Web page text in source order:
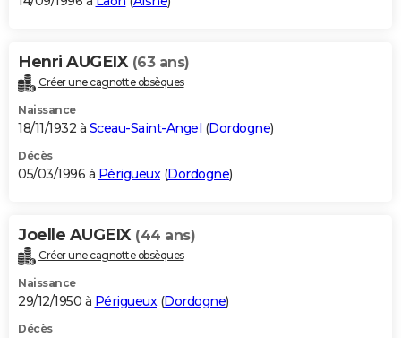
Henri AUGEIX (63 ans)
Créer une cagnotte obsèques
Naissance
18/11/1932 à Sceau-Saint-Angel (Dordogne)
Décès
05/03/1996 à Périgueux(Dordogne)
Joelle AUGEIX (44 ans)
Créer une cagnotte obsèques
Naissance
29/12/1950 à Périgueux(Dordogne)
Décès